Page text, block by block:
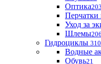
Оптика203
Уход за
Шлемы206
Гидроциклы 310
Водные
Обувь21